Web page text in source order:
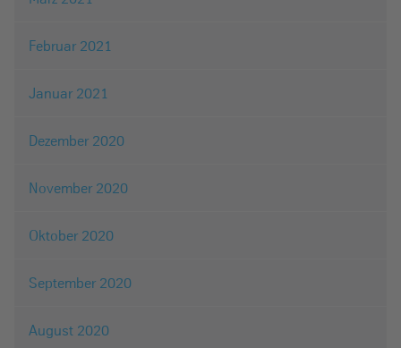
Februar 2021
Januar 2021
Dezember 2020
November 2020
Oktober 2020
September 2020
August 2020